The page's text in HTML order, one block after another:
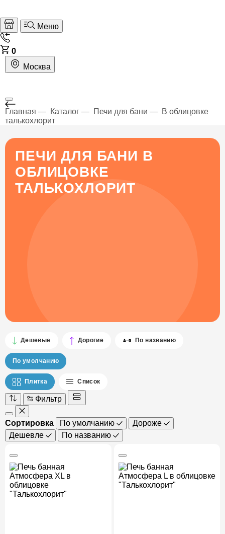
Меню
0
Москва
Главная Каталог Печи для бани
В облицовке
талькохлорит
ПЕЧИ ДЛЯ БАНИ В
ОБЛИЦОВКЕ
ТАЛЬКОХЛОРИТ
Дешевые Дорогие По названию
По умолчанию
Плитка Список
Фильтр
Сортировка По умолчанию
Дороже
Дешевле
По названию